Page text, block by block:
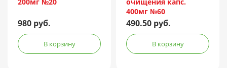
980 руб.
В корзину
400мг №60
490.50 руб.
В корзину